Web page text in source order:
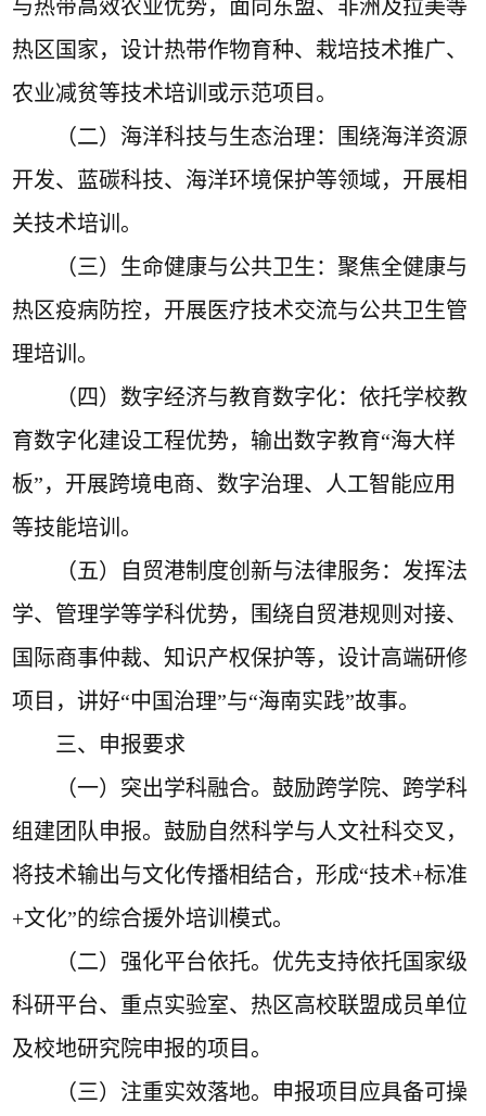
与热带高效农业优势，面向东盟、非洲及拉美等
热区国家，设计热带作物育种、栽培技术推广、
农业减贫等技术培训或示范项目。
（二） 海洋科技与生态治理：围绕海洋资源
开发、蓝碳科技、海洋环境保护等领域，开展相
关技术培训。
（三） 生命健康与公共卫生 ：聚焦全健康与
热区疫病防控，开展医疗技术交流与公共卫生管
理培训。
（四） 数字经济与教育数字化：依托学校教
育数字化建设工程优势，输出数字教育“海大样
板”，开展跨境电商、数字治理、人工智能应用
等技能培训。
（五）
自贸港制度创新与法律服务：发挥法
学、管理学等学科优势，围绕自贸港规则对接、
国际商事仲裁、知识产权保护等，设计高端研修
项目，讲好“中国治理”与“海南实践”故事。
三、申报要求
（一） 突出学科融合。鼓励跨学院、跨学科
组建团队申报。鼓励自然科学与人文社科交叉，
将技术输出与文化传播相结合，形成“技术+标准
+文化”的综合援外培训模式。
（二） 强化平台依托。优先支持依托国家级
科研平台、重点实验室、热区高校联盟成员单位
及校地研究院申报的项目。
（三） 注重实效落地。申报项目应具备可操